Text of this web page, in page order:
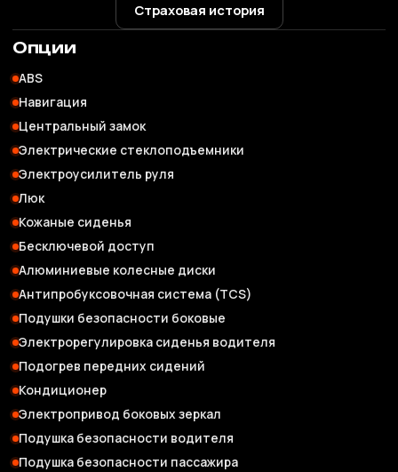
Страховая история
Опции
ABS
Навигация
Центральный замок
Электрические стеклоподъемники
Электроусилитель руля
Люк
Кожаные сиденья
Бесключевой доступ
Алюминиевые колесные диски
Антипробуксовочная система (TCS)
Подушки безопасности боковые
Электрорегулировка сиденья водителя
Подогрев передних сидений
Кондиционер
Электропривод боковых зеркал
Подушка безопасности водителя
Подушка безопасности пассажира